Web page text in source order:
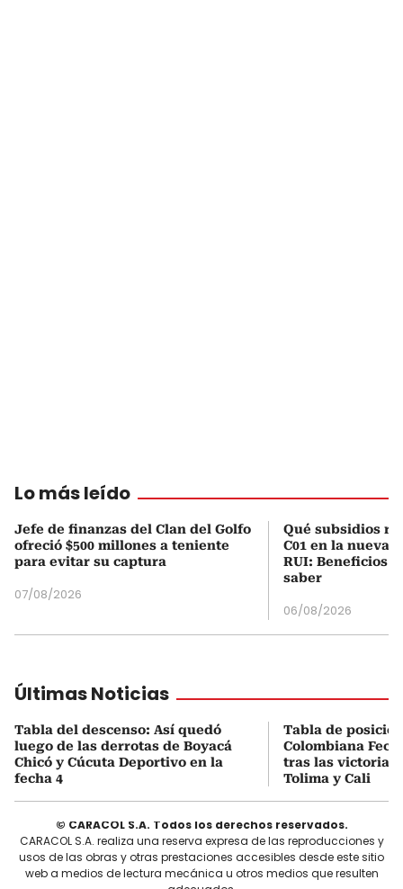
Lo más leído
Jefe de finanzas del Clan del Golfo
ofreció $500 millones a teniente
para evitar su captura
07/08/2026
Qué subsidios
C01 en la nueva
RUI: Beneficios
saber
06/08/2026
Últimas Noticias
Tabla del descenso: Así quedó
luego de las derrotas de Boyacá
Chicó y Cúcuta Deportivo en la
fecha 4
Tabla de
Colombiana
tras las victorias
Tolima y Cali
© CARACOL S.A. Todos los derechos reservados.
CARACOL S.A. realiza una reserva expresa de las reproducciones y
usos de las obras y otras prestaciones accesibles desde este sitio
web a medios de lectura mecánica u otros medios que resulten